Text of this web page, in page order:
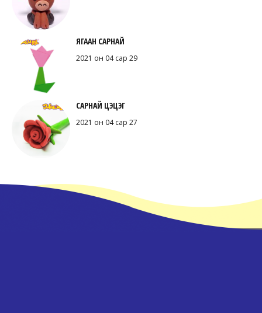
ЯГААН САРНАЙ
2021 он 04 сар 29
САРНАЙ ЦЭЦЭГ
2021 он 04 сар 27